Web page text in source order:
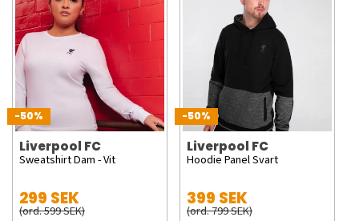
-50%
Liverpool FC
Sweatshirt Dam - Vit
299 SEK
(ord. 599 SEK)
-50%
Liverpool FC
Hoodie Panel Svart
399 SEK
(ord. 799 SEK)